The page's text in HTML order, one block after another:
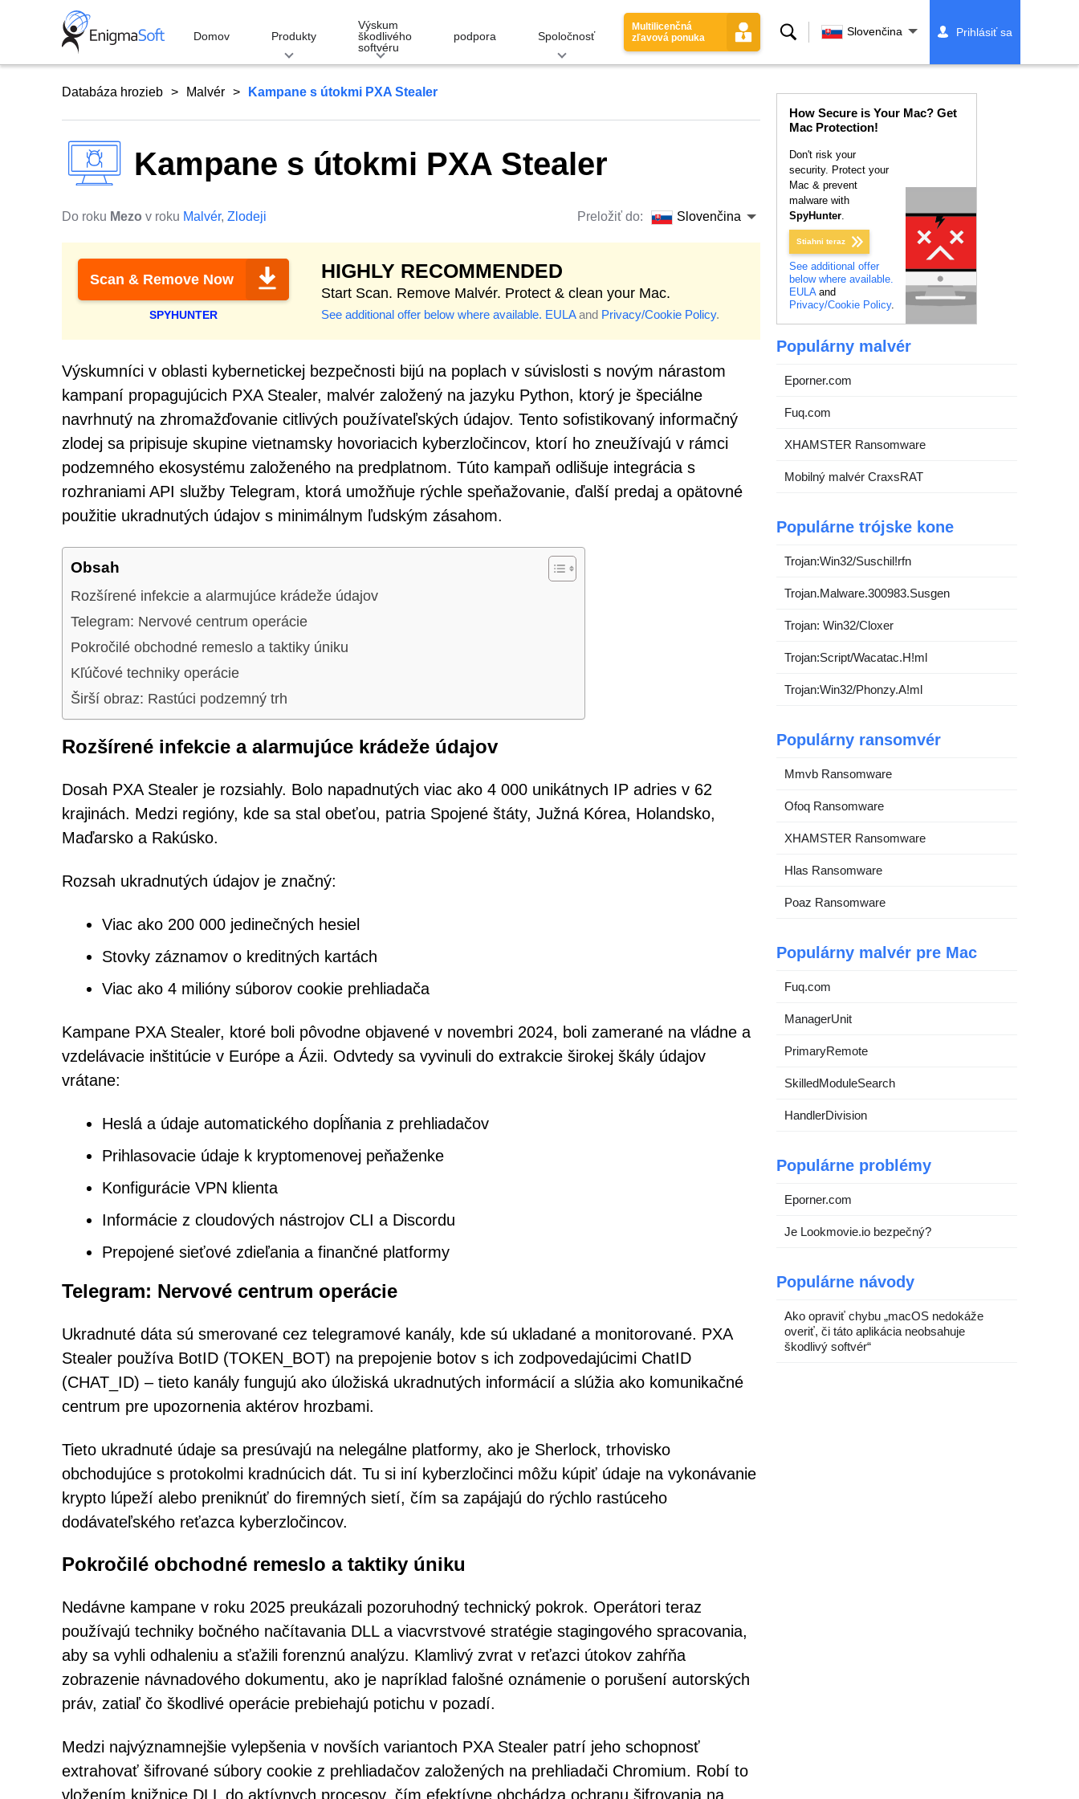
Domov Produkty
Výskum
škodlivého
softvéru
podpora Spoločnosť
Multilicenčná
zľavová ponuka
VyhľadávanieSlovenčina Prihlásiť sa
Databáza hrozieb Malvér Kampane s útokmi PXA Stealer
Kampane s útokmi PXA Stealer
Do roku Mezo v roku Malvér, Zlodeji Preložiť do: Slovenčina
Scan & Remove Now
SPYHUNTER
HIGHLY RECOMMENDED
Start Scan. Remove Malvér. Protect & clean your Mac.
See additional offer below where available. EULAand Privacy/Cookie Policy.
Výskumníci v oblasti kybernetickej bezpečnosti bijú na poplach v súvislosti s novým nárastom
kampaní propagujúcich PXA Stealer, malvér založený na jazyku Python, ktorý je špeciálne
navrhnutý na zhromažďovanie citlivých používateľských údajov. Tento sofistikovaný informačný
zlodej sa pripisuje skupine vietnamsky hovoriacich kyberzločincov, ktorí ho zneužívajú v rámci
podzemného ekosystému založeného na predplatnom. Túto kampaň odlišuje integrácia s
rozhraniami API služby Telegram, ktorá umožňuje rýchle speňažovanie, ďalší predaj a opätovné
použitie ukradnutých údajov s minimálnym ľudským zásahom.
Obsah
Rozšírené infekcie a alarmujúce krádeže údajov
Telegram: Nervové centrum operácie
Pokročilé obchodné remeslo a taktiky úniku
Kľúčové techniky operácie
Širší obraz: Rastúci podzemný trh
Rozšírené infekcie a alarmujúce krádeže údajov
Dosah PXA Stealer je rozsiahly. Bolo napadnutých viac ako 4 000 unikátnych IP adries v 62
krajinách. Medzi regióny, kde sa stal obeťou, patria Spojené štáty, Južná Kórea, Holandsko,
Maďarsko a Rakúsko.
Rozsah ukradnutých údajov je značný:
Viac ako 200 000 jedinečných hesiel
Stovky záznamov o kreditných kartách
Viac ako 4 milióny súborov cookie prehliadača
Kampane PXA Stealer, ktoré boli pôvodne objavené v novembri 2024, boli zamerané na vládne a
vzdelávacie inštitúcie v Európe a Ázii. Odvtedy sa vyvinuli do extrakcie širokej škály údajov
vrátane:
Heslá a údaje automatického dopĺňania z prehliadačov
Prihlasovacie údaje k kryptomenovej peňaženke
Konfigurácie VPN klienta
Informácie z cloudových nástrojov CLI a Discordu
Prepojené sieťové zdieľania a finančné platformy
Telegram: Nervové centrum operácie
Ukradnuté dáta sú smerované cez telegramové kanály, kde sú ukladané a monitorované. PXA
Stealer používa BotID (TOKEN_BOT) na prepojenie botov s ich zodpovedajúcimi ChatID
(CHAT_ID) – tieto kanály fungujú ako úložiská ukradnutých informácií a slúžia ako komunikačné
centrum pre upozornenia aktérov hrozbami.
Tieto ukradnuté údaje sa presúvajú na nelegálne platformy, ako je Sherlock, trhovisko
obchodujúce s protokolmi kradnúcich dát. Tu si iní kyberzločinci môžu kúpiť údaje na vykonávanie
krypto lúpeží alebo preniknúť do firemných sietí, čím sa zapájajú do rýchlo rastúceho
dodávateľského reťazca kyberzločincov.
Pokročilé obchodné remeslo a taktiky úniku
Nedávne kampane v roku 2025 preukázali pozoruhodný technický pokrok. Operátori teraz
používajú techniky bočného načítavania DLL a viacvrstvové stratégie stagingového spracovania,
aby sa vyhli odhaleniu a sťažili forenznú analýzu. Klamlivý zvrat v reťazci útokov zahŕňa
zobrazenie návnadového dokumentu, ako je napríklad falošné oznámenie o porušení autorských
práv, zatiaľ čo škodlivé operácie prebiehajú potichu v pozadí.
Medzi najvýznamnejšie vylepšenia v novších variantoch PXA Stealer patrí jeho schopnosť
extrahovať šifrované súbory cookie z prehliadačov založených na prehliadači Chromium. Robí to
vložením knižnice DLL do aktívnych procesov, čím efektívne obchádza ochranu šifrovania na
How Secure is Your Mac? Get
Mac Protection!
Don't risk your
security. Protect your
Mac & prevent
malware with
SpyHunter.
Stiahni teraz
See additional offer
below where available.
EULAand
Privacy/Cookie Policy.
Populárny malvér
Eporner.com
Fuq.com
XHAMSTER Ransomware
Mobilný malvér CraxsRAT
Populárne trójske kone
Trojan:Win32/Suschil!rfn
Trojan.Malware.300983.Susgen
Trojan: Win32/Cloxer
Trojan:Script/Wacatac.H!ml
Trojan:Win32/Phonzy.A!ml
Populárny ransomvér
Mmvb Ransomware
Ofoq Ransomware
XHAMSTER Ransomware
Hlas Ransomware
Poaz Ransomware
Populárny malvér pre Mac
Fuq.com
ManagerUnit
PrimaryRemote
SkilledModuleSearch
HandlerDivision
Populárne problémy
Eporner.com
Je Lookmovie.io bezpečný?
Populárne návody
Ako opraviť chybu „macOS nedokáže
overiť, či táto aplikácia neobsahuje
škodlivý softvér“